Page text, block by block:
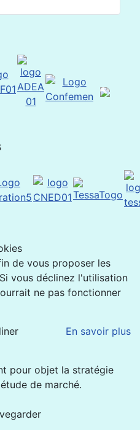
de vous proposer les
vous déclinez l'utilisation
ne pas fonctionner
En savoir plus
pour objet la stratégie
de marché.